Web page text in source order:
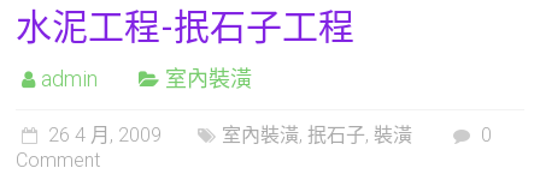
水泥工程-抿石子工程
admin 室內裝潢
26 4 月, 2009 室內裝潢,抿石子, 裝潢
0
Comment